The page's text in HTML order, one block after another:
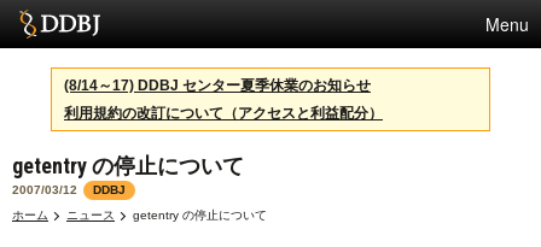
Menu
サービス
スパコン
統計
活動
(8/14～17) DDBJ センター夏季休業のお知らせ
利用規約の改訂について（アクセスと利益配分）
getentry の停止について
2007/03/12
DDBJ
ホーム
ニュース getentry の停止について